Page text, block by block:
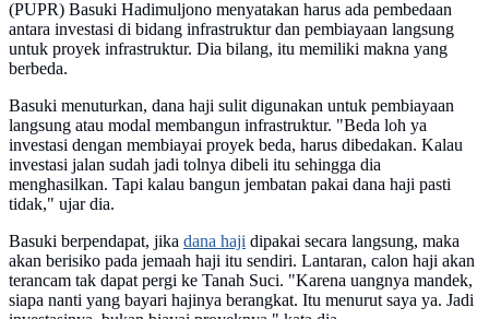
(PUPR) Basuki Hadimuljono menyatakan harus ada pembedaan
antara investasi di bidang infrastruktur dan pembiayaan langsung
untuk proyek infrastruktur. Dia bilang, itu memiliki makna yang
berbeda.
Basuki menuturkan, dana haji sulit digunakan untuk pembiayaan
langsung atau modal membangun infrastruktur. "Beda loh ya
investasi dengan membiayai proyek beda, harus dibedakan. Kalau
investasi jalan sudah jadi tolnya dibeli itu sehingga dia
menghasilkan. Tapi kalau bangun jembatan pakai dana haji pasti
tidak," ujar dia.
Basuki berpendapat, jika dana haji dipakai secara langsung, maka
akan berisiko pada jemaah haji itu sendiri. Lantaran, calon haji akan
terancam tak dapat pergi ke Tanah Suci. "Karena uangnya mandek,
siapa nanti yang bayari hajinya berangkat. Itu menurut saya ya. Jadi